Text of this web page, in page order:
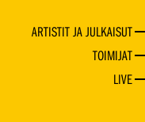
ARTISTIT JA JULKAISUT
TOIMIJAT
LIVE